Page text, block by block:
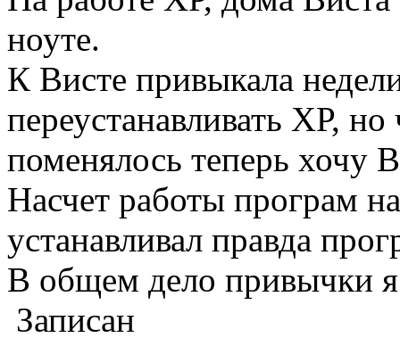
ноуте.
К Висте привыкала
переустанавливать ХР,
поменялось теперь хочу
Насчет работы програм
устанавливал правда
В общем дело привычки
Записан